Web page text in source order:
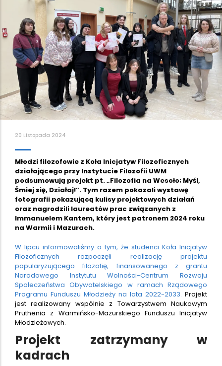
20 Listopada 2024
Młodzi filozofowie z Koła Inicjatyw Filozoficznych
działającego przy Instytucie Filozofii UWM
podsumowują projekt pt. „Filozofia na Wesoło; Myśl,
Śmiej się, Działaj!”. Tym razem pokazali wystawę
fotografii pokazującą kulisy projektowych działań
oraz nagrodzili laureatów prac związanych z
Immanuelem Kantem, który jest patronem 2024 roku
na Warmii i Mazurach.
W lipcu informowaliśmy o tym, że studenci Koła Inicjatyw
Filozoficznych rozpoczęli realizację projektu
popularyzującego filozofię, finansowanego z grantu
Narodowego Instytutu Wolności-Centrum Rozwoju
Społeczeństwa Obywatelskiego w ramach Rządowego
Programu Funduszu Młodzieży na lata 2022-2033. Projekt
jest realizowany wspólnie z Towarzystwem Naukowym
Pruthenia z Warmińsko-Mazurskiego Funduszu Inicjatyw
Młodzieżowych.
Projekt zatrzymany w
kadrach